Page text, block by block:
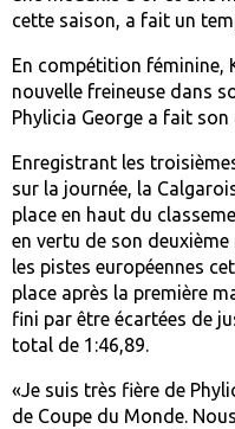
cette saison, a fait un
En compétition féminine,
nouvelle freineuse dans
Phylicia George a fait
Enregistrant les
sur la journée, la
place en haut du
en vertu de son
les pistes européennes
place après la première
fini par être écartées de
total de 1:46,89.
«Je suis très fière de
de Coupe du Monde.